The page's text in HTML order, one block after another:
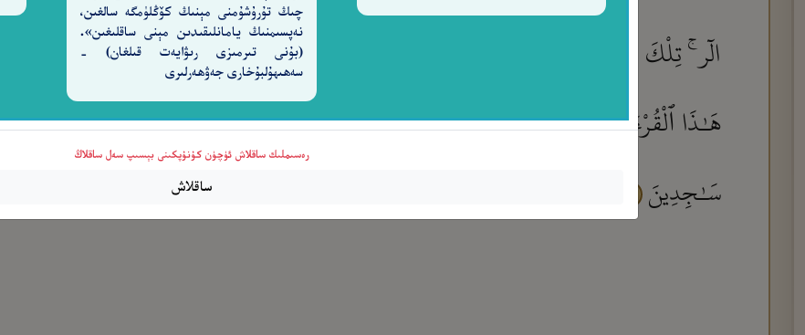
چىڭ تۇرۇشۇمنى مېنىڭ كۆڭلۈمگە سالغىن،
نەپسىمنىڭ يامانلىقىدىن مېنى ساقلىغىن».
(بۇنى تىرمىزى رىۋايەت قىلغان) -
سەھىھۇلبۇخارى جەۋھەرلىرى
رەسىملىك ساقلاش ئۈچۈن كۇنۇپكىنى بېسىپ سەل ساقلاڭ
ساقلاش
الٓر ۚ تِلْكَ ءَايَـٰتُ ٱلْكِتَـٰبِ ٱلْمُبِينِ إِنَّآ أَنزَلْنَـٰهُ قُرْءَٰنًا عَرَبِيًّا لَّعَلَّكُمْ تَعْقِلُونَ
هَـٰذَا ٱلْقُرْءَانَ وَإِن كُنتَ مِن قَبْلِهِۦ لَمِنَ ٱلْغَـٰفِلِينَ
إِذْ قَالَ يُوسُفُ لِأَبِيهِ يَـٰٓأَبَتِ إِنِّى
سَـٰجِدِينَ